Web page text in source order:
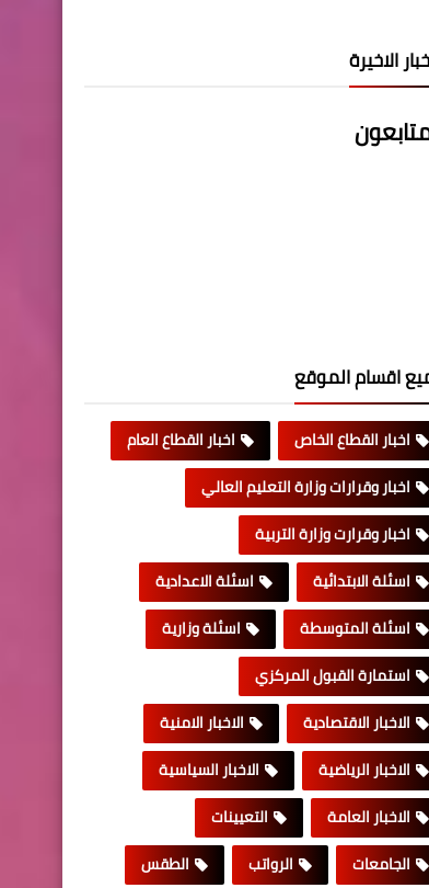
الاخيرة
اقسام الموقع
اخبار القطاع الخاص
اخبار القطاع العام
اخبار وقرارات وزارة التعليم العالي
اخبار وقرارت وزارة التربية
اسئلة الابتدائية
اسئلة الاعدادية
اسئلة المتوسطة
اسئلة وزارية
استمارة القبول المركزي
الاخبار الاقتصادية
الاخبار الامنية
الاخبار الرياضية
الاخبار السياسية
الاخبار العامة
التعيينات
الجامعات
الرواتب الطقس